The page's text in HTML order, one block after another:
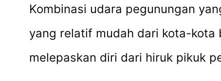
Kombinasi udara pegunungan
yang relatif mudah dari kota-
melepaskan diri dari hiruk pikuk